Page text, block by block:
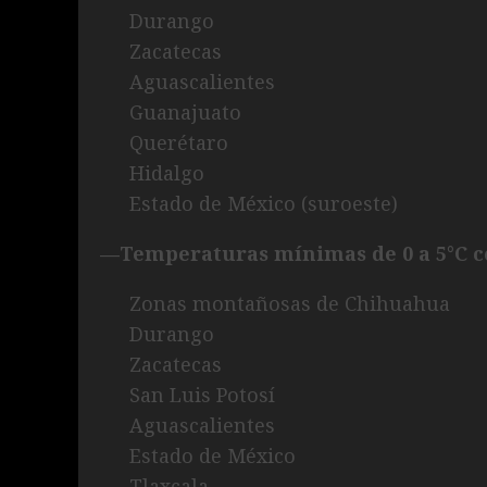
Durango
Zacatecas
Aguascalientes
Guanajuato
Querétaro
Hidalgo
Estado de México (suroeste)
—Temperaturas mínimas de 0 a 5°C
Zonas montañosas de Chihuahua
Durango
Zacatecas
San Luis Potosí
Aguascalientes
Estado de México